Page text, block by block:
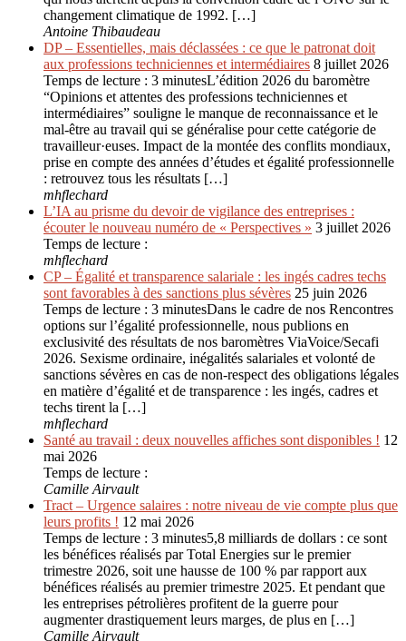
changement climatique de 1992. […]
Antoine Thibaudeau
DP – Essentielles, mais déclassées : ce que le patronat doit
aux professions techniciennes et intermédiaires 8 juillet 2026
Temps de lecture : 3 minutesL’édition 2026 du baromètre
“Opinions et attentes des professions techniciennes et
intermédiaires” souligne le manque de reconnaissance et le
mal-être au travail qui se généralise pour cette catégorie de
travailleur·euses. Impact de la montée des conflits mondiaux,
prise en compte des années d’études et égalité professionnelle
: retrouvez tous les résultats […]
mhflechard
L’IA au prisme du devoir de vigilance des entreprises :
écouter le nouveau numéro de « Perspectives » 3 juillet 2026
Temps de lecture :
mhflechard
CP – Égalité et transparence salariale : les ingés cadres techs
sont favorables à des sanctions plus sévères 25 juin 2026
Temps de lecture : 3 minutesDans le cadre de nos Rencontres
options sur l’égalité professionnelle, nous publions en
exclusivité des résultats de nos baromètres ViaVoice/Secafi
2026. Sexisme ordinaire, inégalités salariales et volonté de
sanctions sévères en cas de non-respect des obligations légales
en matière d’égalité et de transparence : les ingés, cadres et
techs tirent la […]
mhflechard
Santé au travail : deux nouvelles affiches sont disponibles ! 12
mai 2026
Temps de lecture :
Camille Airvault
Tract – Urgence salaires : notre niveau de vie compte plus que
leurs profits ! 12 mai 2026
Temps de lecture : 3 minutes5,8 milliards de dollars : ce sont
les bénéfices réalisés par Total Energies sur le premier
trimestre 2026, soit une hausse de 100 % par rapport aux
bénéfices réalisés au premier trimestre 2025. Et pendant que
les entreprises pétrolières profitent de la guerre pour
augmenter drastiquement leurs marges, de plus en […]
Camille Airvault